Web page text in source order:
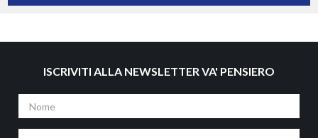
ISCRIVITI ALLA NEWSLETTER VA' PENSIERO